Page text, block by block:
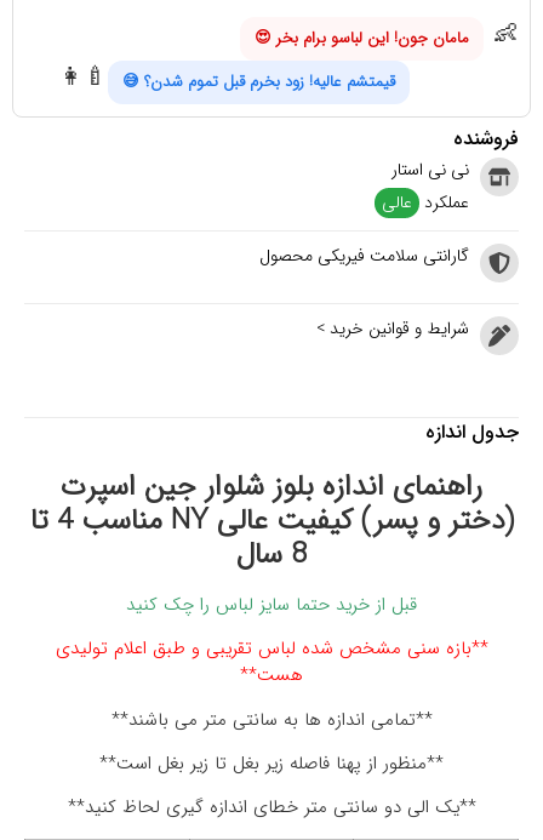
فروشنده
نی نی استار
عملکرد عالی
گارانتی سلامت فیریکی محصول
شرایط و قوانین خرید >
👶 مامان جون! این لباسو برام بخر 😍
👩‍🍼 قیمتشم عالیه! زود بخرم قبل تموم شدن؟ 😅
جدول اندازه
راهنمای اندازه بلوز شلوار جین اسپرت
(دختر و پسر) کیفیت عالی NY مناسب 4 تا
8 سال
قبل از خرید حتما سایز لباس را چک کنید
**بازه سنی مشخص شده لباس تقریبی و طبق اعلام تولیدی
هست**
**تمامی اندازه ها به سانتی متر می باشند**
**منظور از پهنا فاصله زیر بغل تا زیر بغل است**
**یک الی دو سانتی متر خطای اندازه گیری لحاظ کنید**